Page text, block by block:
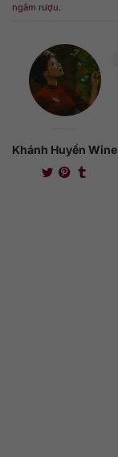
ngâm rượu.
Khánh Huyền Wine